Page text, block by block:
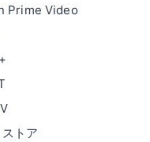
Prime Video
トア